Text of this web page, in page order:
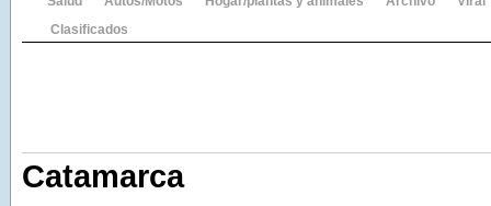
Clasificados
Catamarca